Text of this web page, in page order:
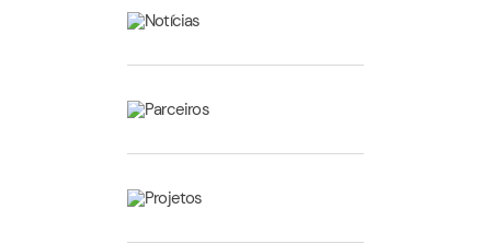
Notícias
Parceiros
Projetos